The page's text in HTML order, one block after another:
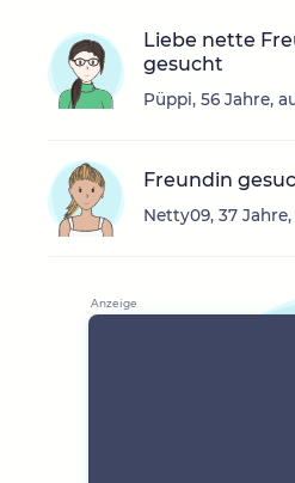
Liebe nette
gesucht
Püppi, 56 Jahre,
Freundin
Netty09, 37